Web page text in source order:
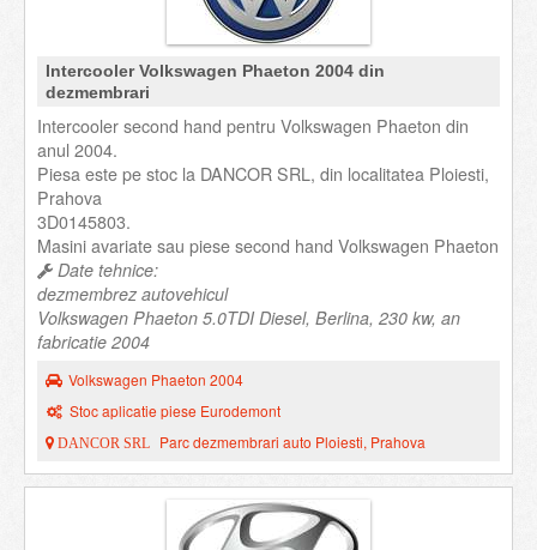
Intercooler Volkswagen Phaeton 2004 din
dezmembrari
Intercooler second hand pentru Volkswagen Phaeton din
anul 2004.
Piesa este pe stoc la DANCOR SRL, din localitatea Ploiesti,
Prahova
3D0145803.
Masini avariate sau piese second hand Volkswagen Phaeton
Date tehnice:
dezmembrez autovehicul
Volkswagen Phaeton 5.0TDI Diesel, Berlina, 230 kw, an
fabricatie 2004
Volkswagen Phaeton 2004
Stoc aplicatie piese Eurodemont
DANCOR SRL Parc dezmembrari auto Ploiesti, Prahova